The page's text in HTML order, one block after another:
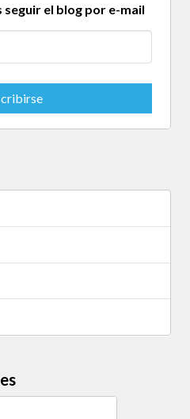
seguir el blog por e-mail